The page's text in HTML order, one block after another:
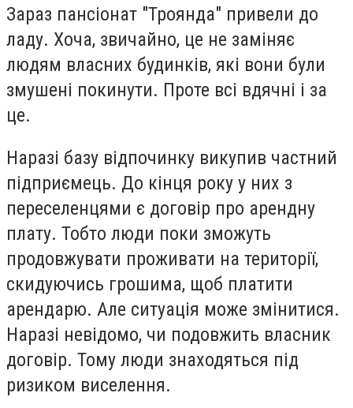
Зараз пансіонат "Троянда" привели до
ладу. Хоча, звичайно, це не заміняє
людям власних будинків, які вони були
змушені покинути. Проте всі вдячні і за
це.
Наразі базу відпочинку викупив частний
підприємець. До кінця року у них з
переселенцями є договір про арендну
плату. Тобто люди поки зможуть
продовжувати проживати на території,
скидуючись грошима, щоб платити
арендарю. Але ситуація може змінитися.
Наразі невідомо, чи подовжить власник
договір. Тому люди знаходяться під
ризиком виселення.